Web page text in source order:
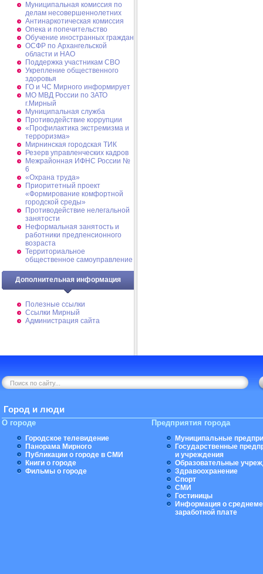
Муниципальная комиссия по
делам несовершеннолетних
Антинаркотическая комиссия
Опека и попечительство
Обучение иностранных граждан
ОСФР по Архангельской
области и НАО
Поддержка участникам СВО
Укрепление общественного
здоровья
ГО и ЧС Мирного информирует
МО МВД России по ЗАТО
г.Мирный
Муниципальная cлужба
Противодействие коррупции
«Профилактика экстремизма и
терроризма»
Мирнинская городская ТИК
Резерв управленческих кадров
Межрайонная ИФНС России №
6
«Охрана труда»
Приоритетный проект
«Формирование комфортной
городской среды»
Противодействие нелегальной
занятости
Неформальная занятость и
работники предпенсионного
возраста
Территориальное
общественное самоуправление
Дополнительная информация
Полезные ссылки
Ссылки Мирный
Администрация сайта
Город и люди
О городе
Городское телевидение
Панорама Мирного
Публикации о городе в СМИ
Книги о городе
Фильмы о городе
Предприятия города
Муниципальные
Государственные
и учреждения
Образовательные
Здравоохранение
Спорт
СМИ
Гостиницы
Информация о
заработной плате